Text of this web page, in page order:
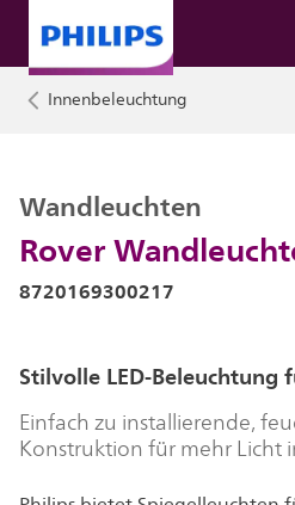
Innenbeleuchtung
Rover
Wandleuchten
8720169300217
Stilvolle LED-Beleuchtung
Einfach zu installierende,
Konstruktion für mehr Licht